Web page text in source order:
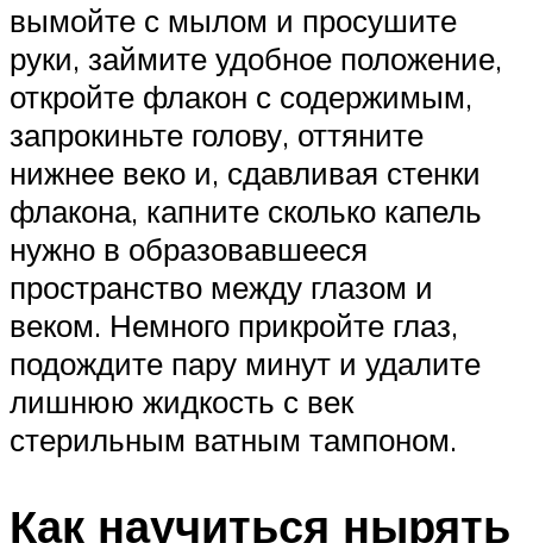
вымойте с мылом и просушите
руки, займите удобное положение,
откройте флакон с содержимым,
запрокиньте голову, оттяните
нижнее веко и, сдавливая стенки
флакона, капните сколько капель
нужно в образовавшееся
пространство между глазом и
веком. Немного прикройте глаз,
подождите пару минут и удалите
лишнюю жидкость с век
стерильным ватным тампоном.
Как научиться нырять